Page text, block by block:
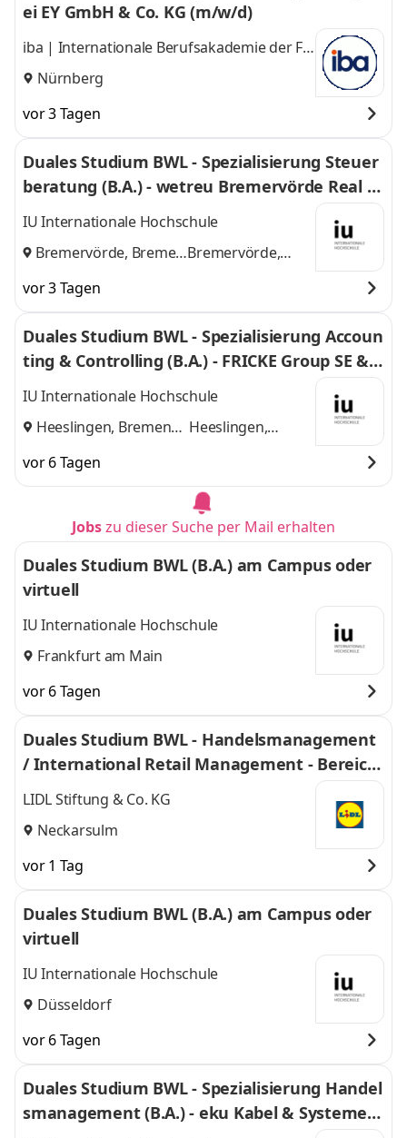
ei EY GmbH & Co. KG (m/w/d)
iba | Internationale Berufsakademie der F +
U Unternehmensgruppe gGmbH
Nürnberg
vor 3 Tagen
Duales Studium BWL - Spezialisierung Steuer
beratung (B.A.) - wetreu Bremervörde Real Tr
euhand KG Steuerberatungsgesellschaft
IU Internationale Hochschule
Bremervörde, BremenBremervörde,
vor 3 Tagen
Duales Studium BWL - Spezialisierung Accoun
ting & Controlling (B.A.) - FRICKE Group SE & C
o. KG
IU Internationale Hochschule
Heeslingen, Bremen
Heeslingen,
vor 6 Tagen
Jobszu dieser Suche per Mail erhalten
Duales Studium BWL (B.A.) am Campus oder
virtuell
IU Internationale Hochschule
Frankfurt am Main
vor 6 Tagen
Duales Studium BWL - Handelsmanagement
/ International Retail Management - Bereich
Einkauf 2027
LIDL Stiftung & Co. KG
Neckarsulm
vor 1 Tag
Duales Studium BWL (B.A.) am Campus oder
virtuell
IU Internationale Hochschule
Düsseldorf
vor 6 Tagen
Duales Studium BWL - Spezialisierung Handel
smanagement (B.A.) - eku Kabel & Systeme G